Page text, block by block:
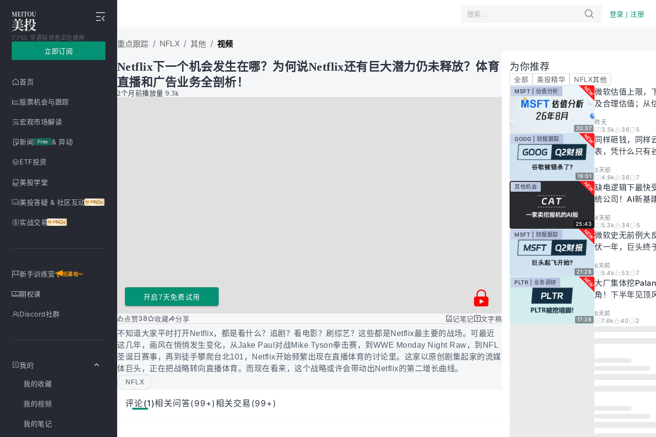
7,750 华语投资者正在使用
立即订阅
首页
股票机会与跟踪
宏观市场解读
新闻 Free & 异动
ETF投资
美股学堂
美投答疑 & 社区互动
实战交易
新手训练营 招募啦～
期权课
Discord社群
我的
我的收藏
我的视频
我的笔记
重点跟踪 / NFLX / 其他 / 视频
Netflix下一个机会发生在哪？为何说Netflix还有巨大潜力仍未释放？体育
直播和广告业务全剖析！
2个月前播放量 9.3k
开启7天免费试用
点赞38 收藏 分享 记笔记
文字稿
不知道大家平时打开Netflix，都是看什么？追剧？看电影？刷综艺？这些都是Netflix最主要的战场。可最近
这几年，画风在悄悄发生变化，从Jake Paul对战Mike Tyson拳击赛，到WWE Monday Night Raw，到NFL
圣诞日赛事，再到徒手攀爬台北101，Netflix开始频繁出现在直播体育的讨论里。这家以原创剧集起家的流媒
体巨头，正在把战略转向直播体育。而现在看来，这个战略或许会带动出Netflix的第二增长曲线。
NFLX
评论(1)相关问答(99+)相关交易(99+)
为你推荐
全部 美投精华 NFLX其他
20:37
MSFT | 估值分析
微软估值上限，
及合理估值；从
年8月
昨天
3.5k
36 5
19:01
GOOG | 财报跟踪
同样砸钱，同样
表，凭什么只有
你谷歌真正的投
有多高！
3天前
4.9k
36 7
25:43
其他机会
缺电逻辑下最快
统公司！AI新基
4天前
5.3k
34 5
21:28
MSFT | 财报跟踪
微软史无前例大
伏一年，巨头终
6天前
5.4k
53 7
17:28
PLTR | 业务调研
大厂集体挖
角！下半年见顶
还要投资吗？
9天前
7.6k
40 2
登录 | 注册